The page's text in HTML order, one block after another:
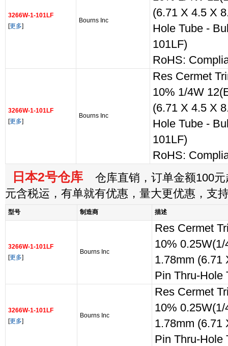
3266W-1-101LF
[更多]
Bourns Inc
(6.71 X 4.5 X
Hole Tube -
101LF)
RoHS:
3266W-1-101LF
[更多]
Bourns Inc
Res Cermet
10% 1/4W
(6.71 X 4.5 X
Hole Tube -
101LF)
RoHS:
日本2号仓库 仓库直销，订单金额100元
元含税运，有单就有优惠，量大更优惠，支
型号 制造商 描述
3266W-1-101LF
[更多]
Bourns Inc
Res Cermet
10%
1.78mm (6.71
Pin Thru-Hole
3266W-1-101LF
[更多]
Bourns Inc
Res Cermet
10%
1.78mm (6.71
Pin Thru-Hole